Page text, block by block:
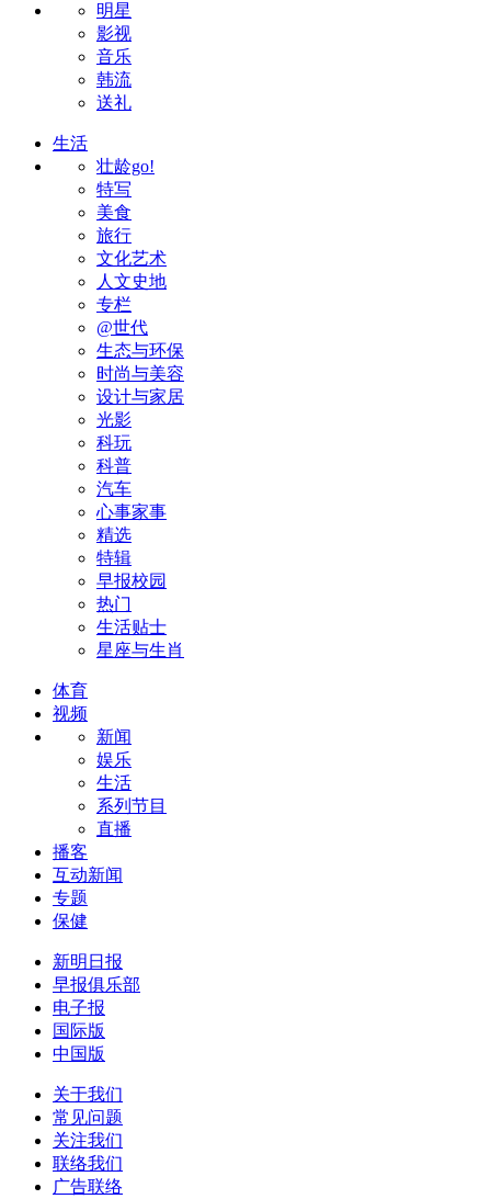
明星
影视
音乐
韩流
送礼
生活
壮龄go!
特写
美食
旅行
文化艺术
人文史地
专栏
@世代
生态与环保
时尚与美容
设计与家居
光影
科玩
科普
汽车
心事家事
精选
特辑
早报校园
热门
生活贴士
星座与生肖
体育
视频
新闻
娱乐
生活
系列节目
直播
播客
互动新闻
专题
保健
新明日报
早报俱乐部
电子报
国际版
中国版
关于我们
常见问题
关注我们
联络我们
广告联络